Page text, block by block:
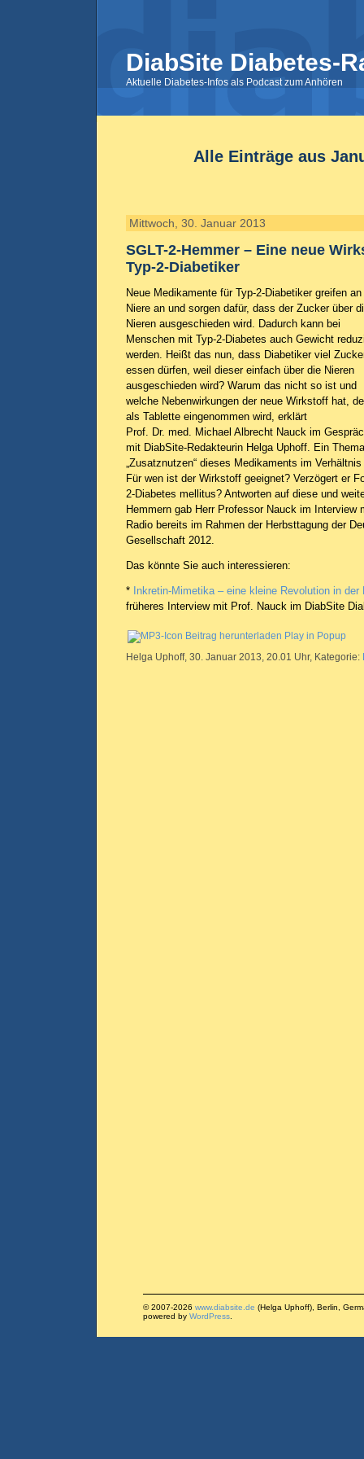
DiabSite Diabetes-
Aktuelle Diabetes-Infos als Podcast zum Anhören
Alle Einträge aus
Mittwoch, 30. Januar 2013
SGLT-2-Hemmer – Eine neue
Typ-2-Diabetiker
Neue Medikamente für Typ-2-Diabetiker greifen an
Niere an und sorgen dafür, dass der Zucker über
Nieren ausgeschieden wird. Dadurch kann bei
Menschen mit Typ-2-Diabetes auch Gewicht
werden. Heißt das nun, dass Diabetiker viel
essen dürfen, weil dieser einfach über die Nieren
ausgeschieden wird? Warum das nicht so ist und
welche Nebenwirkungen der neue Wirkstoff hat,
als Tablette eingenommen wird, erklärt
Prof. Dr. med. Michael Albrecht Nauck im
mit DiabSite-Redakteurin Helga Uphoff. Ein
„Zusatznutzen“ dieses Medikaments im
Für wen ist der Wirkstoff geeignet? Verzögert er
2-Diabetes mellitus? Antworten auf diese und
Hemmern gab Herr Professor Nauck im Interview
Radio bereits im Rahmen der Herbsttagung der
Gesellschaft 2012.
Das könnte Sie auch interessieren:
* Inkretin-Mimetika – eine kleine Revolution in der
früheres Interview mit Prof. Nauck im DiabSite
Beitrag herunterladen Play in Popup
Helga Uphoff, 30. Januar 2013, 20.01 Uhr, Kategorie:
© 2007-2026 www.diabsite.de (Helga Uphoff), Berlin,
powered by WordPress.